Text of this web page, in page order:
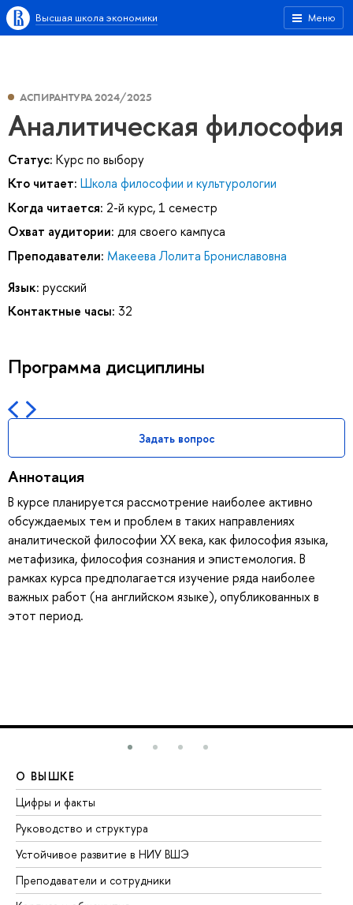
Меню
Высшая школа экономики
АСПИРАНТУРА 2024/2025
Аналитическая философия
Статус: Курс по выбору
Кто читает: Школа философии и культурологии
Когда читается: 2-й курс, 1 семестр
Охват аудитории: для своего кампуса
Преподаватели: Макеева Лолита Брониславовна
Язык: русский
Контактные часы: 32
Программа дисциплины
Задать вопрос
Аннотация
В курсе планируется рассмотрение наиболее активно
обсуждаемых тем и проблем в таких направлениях
аналитической философии ХХ века, как философия языка,
метафизика, философия сознания и эпистемология. В
рамках курса предполагается изучение ряда наиболее
важных работ (на английском языке), опубликованных в
этот период.
О ВЫШКЕ
Цифры и факты
Руководство и структура
Устойчивое развитие в НИУ ВШЭ
Преподаватели и сотрудники